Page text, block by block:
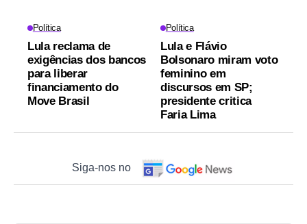
Política
Lula reclama de
exigências dos bancos
para liberar
financiamento do
Move Brasil
Política
Lula e Flávio
Bolsonaro miram voto
feminino em
discursos em SP;
presidente critica
Faria Lima
Siga-nos no